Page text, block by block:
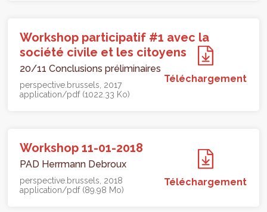
Workshop participatif #1 avec la
société civile et les citoyens
20/11 Conclusions préliminaires
perspective.brussels 2017
application/pdf (1022.33 Ko)
Téléchargement
Workshop 11-01-2018
PAD Herrmann Debroux
perspective.brussels 2018
application/pdf (89.98 Mo)
Téléchargement